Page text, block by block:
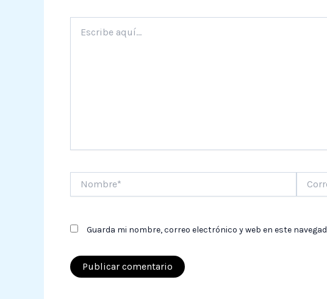
aquí...
Guarda mi nombre, correo electrónico y web en este